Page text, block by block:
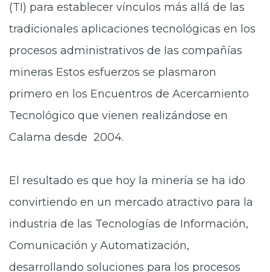
(TI) para establecer vínculos más allá de las
tradicionales aplicaciones tecnológicas en los
procesos administrativos de las compañías
mineras Estos esfuerzos se plasmaron
primero en los Encuentros de Acercamiento
Tecnológico que vienen realizándose en
Calama desde 2004.
El resultado es que hoy la minería se ha ido
convirtiendo en un mercado atractivo para la
industria de las Tecnologías de Información,
Comunicación y Automatización,
desarrollando soluciones para los procesos